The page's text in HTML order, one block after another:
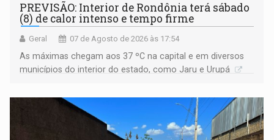
PREVISÃO: Interior de Rondônia terá sábado
(8) de calor intenso e tempo firme
Geral 07 de Agosto de 2026 às 17:54
As máximas chegam aos 37 ºC na capital e em diversos
municípios do interior do estado, como Jaru e Urupá